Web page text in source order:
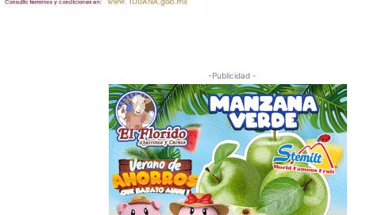
-Publicidad -